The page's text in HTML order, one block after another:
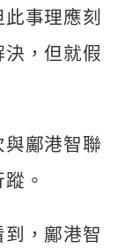
事理應刻
，但就假
鄺港智聯
。
，鄺港智